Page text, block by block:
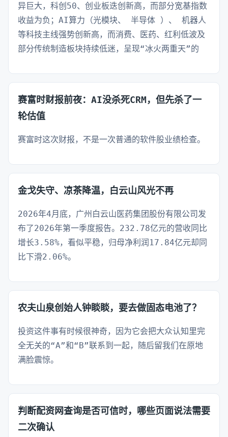
异巨大，科创50、创业板迭创新高，而部分宽基指数
收益为负；AI算力（光模块、 半导体 ）、 机器人
等科技主线强势创新高，而消费、医药、红利低波及
部分传统制造板块持续低迷，呈现“冰火两重天”的
赛富时财报前夜：AI没杀死CRM，但先杀了一
轮估值
赛富时这次财报，不是一次普通的软件股业绩检查。
金戈失守、凉茶降温，白云山风光不再
2026年4月底，广州白云山医药集团股份有限公司发
布了2026年第一季度报告。232.78亿元的营收同比
增长3.58%，看似平稳，归母净利润17.84亿元却同
比下滑2.06%。
农夫山泉创始人钟睒睒，要去做固态电池了？
投资这件事有时候很神奇，因为它会把大众认知里完
全无关的“A”和“B”联系到一起，随后留我们在原地
满脸震惊。
判断配资网查询是否可信时，哪些页面说法需要
二次确认